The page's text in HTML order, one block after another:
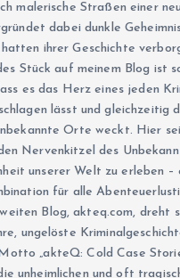
malerische Straßen einer
dabei dunkle
ihrer Geschichte
Stück auf meinem Blog ist
es das Herz eines jeden
lässt und gleichzeitig
Orte weckt. Hier
Nervenkitzel des
unserer Welt zu erleben –
für alle
Blog, akteq.com, dreht
ungelöste
„akteQ: Cold Case
unheimlichen und oft